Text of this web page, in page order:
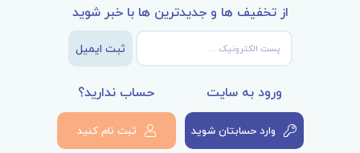
از تخفیف ها و جدیدترین ها با خبر شوید
ثبت ایمیل
ورود به سایت
وارد حسابتان شوید
حساب ندارید؟
ثبت نام کنید